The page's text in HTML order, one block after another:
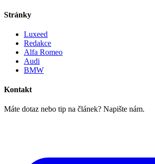
Stránky
Luxeed
Redakce
Alfa Romeo
Audi
BMW
Kontakt
Máte dotaz nebo tip na článek? Napište nám.